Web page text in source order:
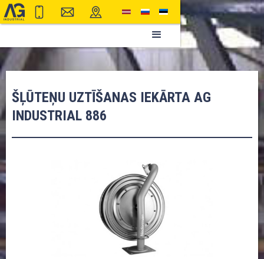
ŠĻŪTEŅU UZTĪŠANAS IEKĀRTA AG
INDUSTRIAL 886